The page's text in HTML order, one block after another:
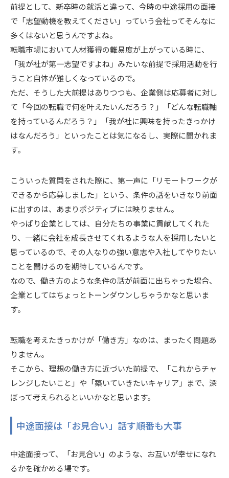
前提として、新卒時の就活と違って、今時の中途採用の面接
で「志望動機を教えてください」っていう会社ってそんなに
多くはないと思うんですよね。
転職市場において人材獲得の難易度が上がっている時に、
「我が社が第一志望ですよね」みたいな前提で採用活動を行
うこと自体が難しくなっているので。
ただ、そうした大前提はありつつも、企業側は応募者に対し
て「今回の転職で何を叶えたいんだろう？」「どんな転職軸
を持っているんだろう？」「我が社に興味を持ったきっかけ
はなんだろう」といったことは気になるし、実際に聞かれま
す。
こういった質問をされた際に、第一声に「リモートワークが
できるから応募しました」という、条件の話をいきなり前面
に出すのは、あまりポジティブには映りません。
やっぱり企業としては、自分たちの事業に貢献してくれた
り、一緒に会社を成長させてくれるような人を採用したいと
思っているので、その人なりの強い意志や入社してやりたい
ことを聞けるのを期待しているんです。
なので、働き方のような条件の話が前面に出ちゃった場合、
企業としてはちょっとトーンダウンしちゃうかなと思いま
す。
転職を考えたきっかけが「働き方」なのは、まったく問題あ
りません。
そこから、理想の働き方に近づいた前提で、「これからチャ
レンジしたいこと」や「築いていきたいキャリア」まで、深
ぼって考えられるといいかなと思います。
中途面接は「お見合い」話す順番も大事
中途面接って、「お見合い」のような、お互いが幸せになれ
るかを確かめる場です。